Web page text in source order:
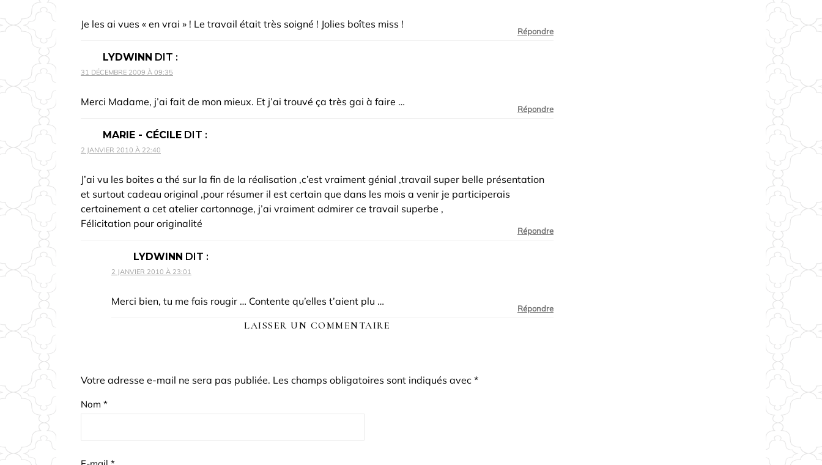
Je les ai vues « en vrai » ! Le travail était très soigné ! Jolies boîtes miss !
Répondre
LYDWINN DIT :
31 DÉCEMBRE 2009 À 09:35
Merci Madame, j’ai fait de mon mieux. Et j’ai trouvé ça très gai à faire …
Répondre
MARIE - CÉCILE DIT :
2 JANVIER 2010 À 22:40
J’ai vu les boites a thé sur la fin de la réalisation ,c’est vraiment génial ,travail super belle présentation
et surtout cadeau original ,pour résumer il est certain que dans les mois a venir je participerais
certainement a cet atelier cartonnage, j’ai vraiment admirer ce travail superbe ,
Félicitation pour originalité
Répondre
LYDWINN DIT :
2 JANVIER 2010 À 23:01
Merci bien, tu me fais rougir … Contente qu’elles t’aient plu …
Répondre
LAISSER UN COMMENTAIRE
Votre adresse e-mail ne sera pas publiée. Les champs obligatoires sont indiqués avec *
Nom *